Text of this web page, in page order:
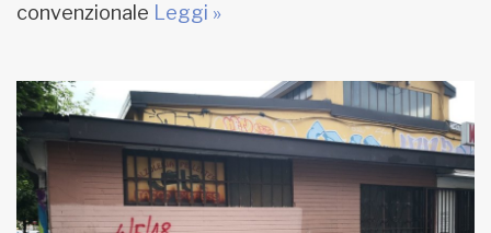
convenzionale
Leggi »